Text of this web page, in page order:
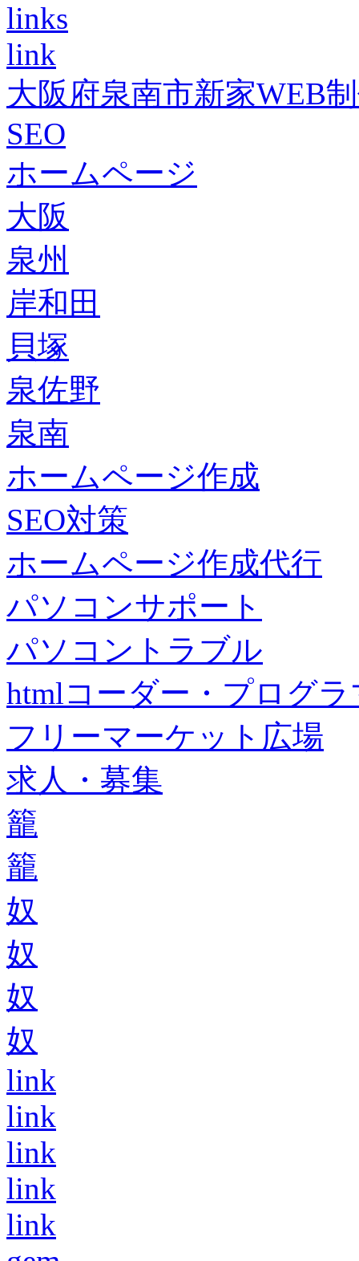
links
link
大阪府泉南市新家WEB
SEO
ホームページ
大阪
泉州
岸和田
貝塚
泉佐野
泉南
ホームページ作成
SEO対策
ホームページ作成代行
パソコンサポート
パソコントラブル
htmlコーダー・プログラ
フリーマーケット広場
求人・募集
籠
籠
奴
奴
奴
奴
link
link
link
link
link